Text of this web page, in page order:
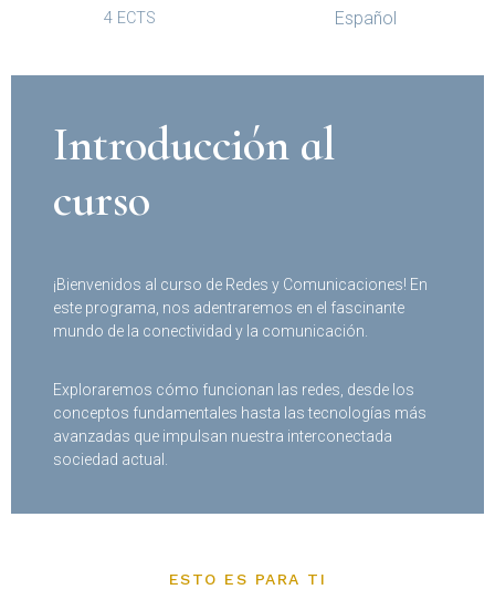
4 ECTS Español
Introducción al
curso
¡Bienvenidos al curso de Redes y Comunicaciones! En
este programa, nos adentraremos en el fascinante
mundo de la conectividad y la comunicación.
Exploraremos cómo funcionan las redes, desde los
conceptos fundamentales hasta las tecnologías más
avanzadas que impulsan nuestra interconectada
sociedad actual.
ESTO ES PARA TI